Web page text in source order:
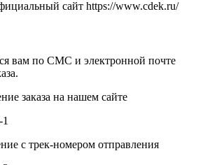
сайт https://www.cdek.ru/
вам по СМС и электронной почте
заказа на нашем сайте
с трек-номером отправления